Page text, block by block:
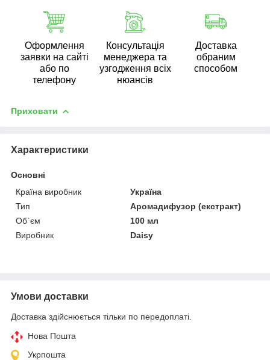
Оформлення
заявки на сайті
або по
телефону
Консультація
менеджера та
узгодження всіх
нюансів
Доставка
обраним
способом
Приховати
Характеристики
Основні
Країна виробник
Україна
Тип
Аромадифузор (екстракт)
Об`єм
100 мл
Виробник
Daisy
Умови доставки
Доставка здійснюється тільки по передоплаті.
Нова Пошта
Укрпошта